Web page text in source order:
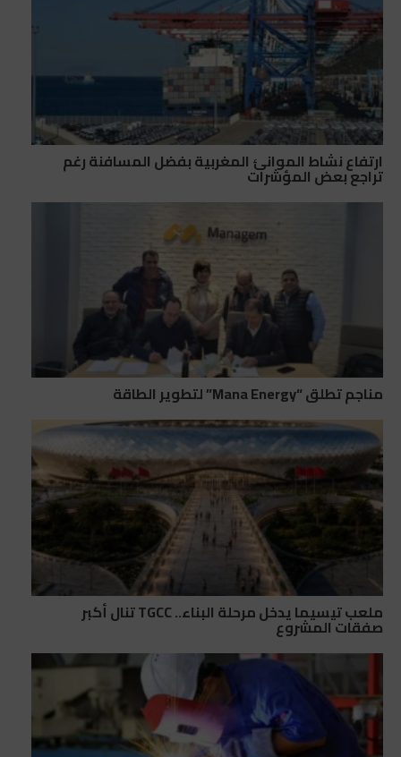
ارتفاع نشاط الموانئ المغربية بفضل المسافنة رغم
تراجع بعض المؤشرات
مناجم تطلق “Mana Energy” لتطوير الطاقة
ملعب تيسيما يدخل مرحلة البناء.. TGCC تنال أكبر
صفقات المشروع